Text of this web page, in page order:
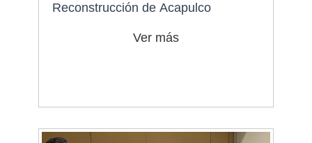
Reconstrucción de Acapulco
Ver más